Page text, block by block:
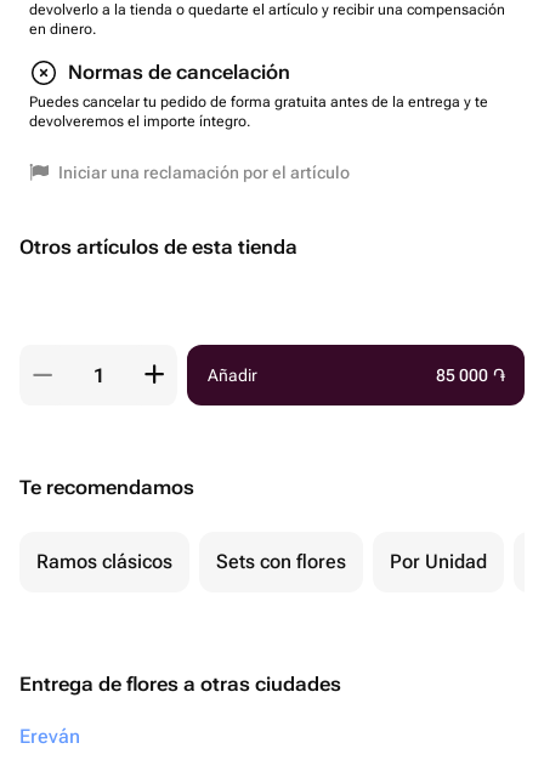
devolverlo a la tienda o quedarte el artículo y recibir una compensación
en dinero.
Normas de cancelación
Puedes cancelar tu pedido de forma gratuita antes de la entrega y te
devolveremos el importe íntegro.
Iniciar una reclamación por el artículo
Otros artículos de esta tienda
Añadir 85 000 ֏
Te recomendamos
Ramos clásicos Sets con flores Por Unidad
Entrega de flores a otras ciudades
Ereván